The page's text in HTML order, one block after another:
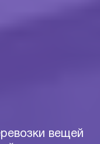
вещей